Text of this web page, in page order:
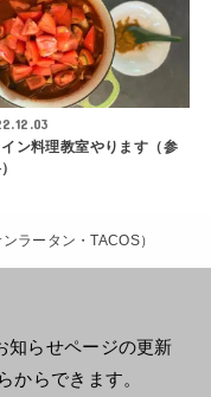
ン料理教室やります（参
ラータン・TACOS）
知らせページの更新
からできます。